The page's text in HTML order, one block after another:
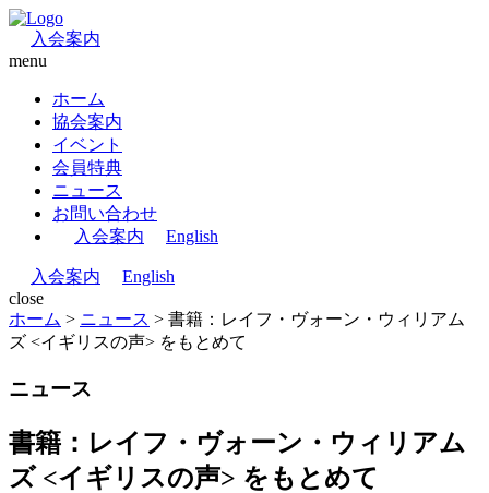
入会案内
menu
ホーム
協会案内
イベント
会員特典
ニュース
お問い合わせ
入会案内
English
入会案内
English
close
ホーム > ニュース > 書籍：レイフ・ヴォーン・ウィリアム
ズ <イギリスの声> をもとめて
ニュース
書籍：レイフ・ヴォーン・ウィリアム
ズ <イギリスの声> をもとめて